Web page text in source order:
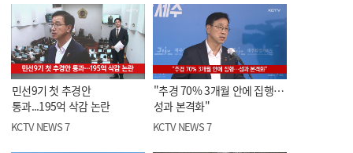
민선9기 첫 추경안
통과...195억 삭감 논란
KCTV NEWS 7
"추경 70% 3개월 안에 집행…
성과 본격화"
KCTV NEWS 7